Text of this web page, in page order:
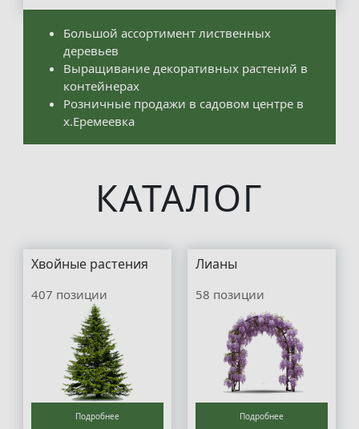
Большой ассортимент лиственных
деревьев
Выращивание декоративных растений в
контейнерах
Розничные продажи в садовом центре в
х.Еремеевка
КАТАЛОГ
Хвойные растения
407 позиции
Подробнее
Лианы
58 позиции
Подробнее